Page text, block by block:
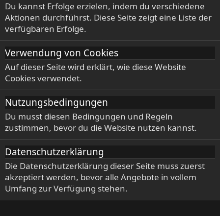
Du kannst Erfolge erzielen, indem du verschiedene
Aktionen durchführst. Diese Seite zeigt eine Liste der
verfügbaren Erfolge.
Verwendung von Cookies
Auf dieser Seite wird erklärt, wie diese Website
Cookies verwendet.
Nutzungsbedingungen
Du musst diesen Bedingungen und Regeln
zustimmen, bevor du die Website nutzen kannst.
Datenschutzerklärung
Die Datenschutzerklärung dieser Seite muss zuerst
akzeptiert werden, bevor alle Angebote in vollem
Umfang zur Verfügung stehen.